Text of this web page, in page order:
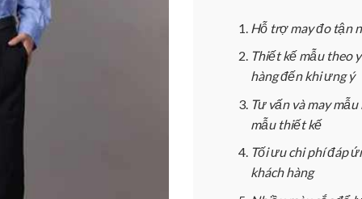
Hỗ trợ may đo tận
Thiết kế mẫu theo
hàng đến khi ưng ý
Tư vấn và may
mẫu thiết kế
Tối ưu chi phí đáp
khách hàng